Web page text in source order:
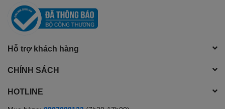
Hỗ trợ khách hàng
CHÍNH SÁCH
HOTLINE